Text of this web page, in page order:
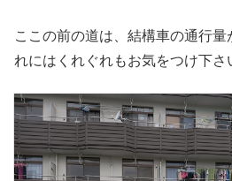
ここの前の道は、結構車の通行量
れにはくれぐれもお気をつけ下さ